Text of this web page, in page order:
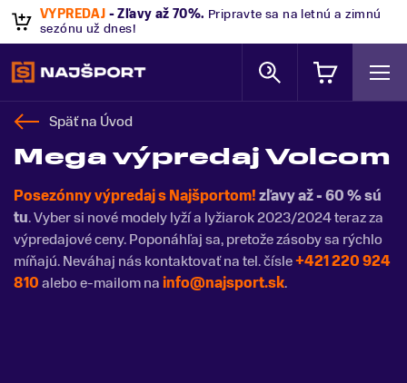
VÝPREDAJ - Zľavy až 70%. Pripravte sa na letnú a zimnú
sezónu už dnes!
Späť na Úvod
Mega výpredaj Volcom
Posezónny výpredaj s Najšportom!zľavy až - 60 % sú
tu. Vyber si nové modely lyží a lyžiarok 2023/2024 teraz za
výpredajové ceny. Poponáhľaj sa, pretože zásoby sa rýchlo
míňajú. Neváhaj nás kontaktovať na tel. čísle+421 220 924
810alebo e-mailom nainfo@najsport.sk.